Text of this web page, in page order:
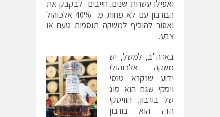
ואפילו עשרות שנים. חייבים לבקבק את
הבורבון עם לא פחות מ 40% אלכוהול
ואסור להוסיף למשקה תוספות טעם או
צבע.
בארה"ב, למשל, יש
משקה אלכוהולי
ידוע שנקרא טנסי
ויסקי שגם הוא סוג
של בורבון. הוויסקי
הזה הוא בורבון